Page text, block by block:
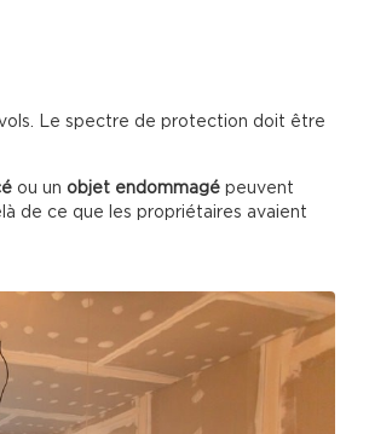
Le spectre de protection doit être
ou un objet endommagé peuvent
de ce que les propriétaires avaient